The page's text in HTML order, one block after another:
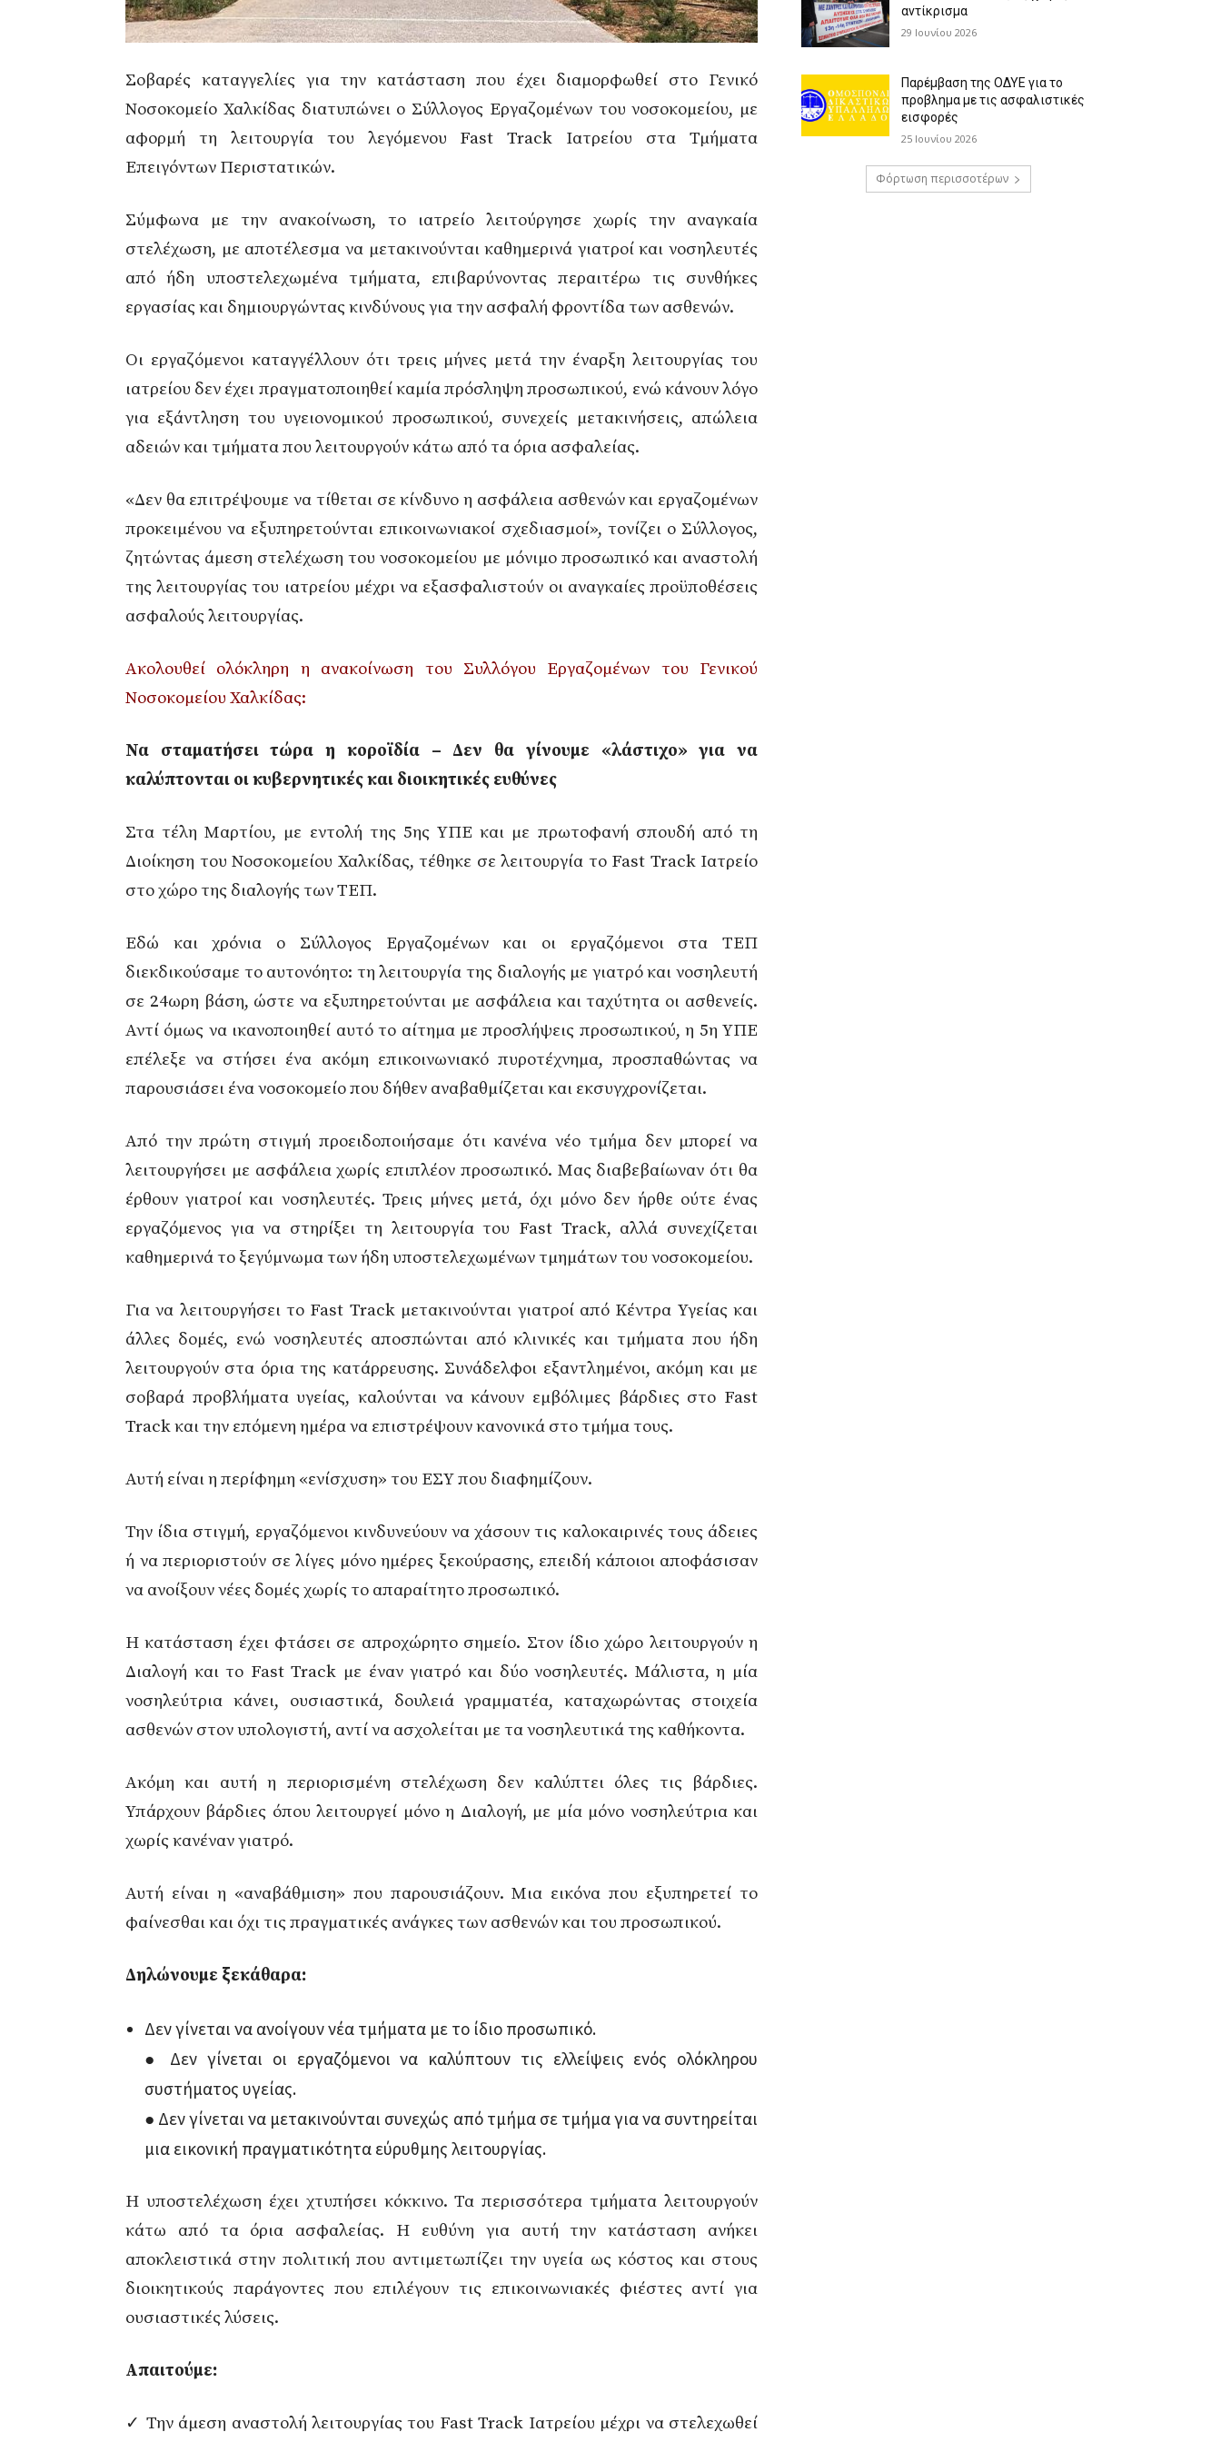
Σοβαρές καταγγελίες για την κατάσταση που έχει διαμορφωθεί στο Γενικό
Νοσοκομείο Χαλκίδας διατυπώνει ο Σύλλογος Εργαζομένων του νοσοκομείου, με
αφορμή τη λειτουργία του λεγόμενου Fast Track Ιατρείου στα Τμήματα
Επειγόντων Περιστατικών.
Σύμφωνα με την ανακοίνωση, το ιατρείο λειτούργησε χωρίς την αναγκαία
στελέχωση, με αποτέλεσμα να μετακινούνται καθημερινά γιατροί και νοσηλευτές
από ήδη υποστελεχωμένα τμήματα, επιβαρύνοντας περαιτέρω τις συνθήκες
εργασίας και δημιουργώντας κινδύνους για την ασφαλή φροντίδα των ασθενών.
Οι εργαζόμενοι καταγγέλλουν ότι τρεις μήνες μετά την έναρξη λειτουργίας του
ιατρείου δεν έχει πραγματοποιηθεί καμία πρόσληψη προσωπικού, ενώ κάνουν λόγο
για εξάντληση του υγειονομικού προσωπικού, συνεχείς μετακινήσεις, απώλεια
αδειών και τμήματα που λειτουργούν κάτω από τα όρια ασφαλείας.
«Δεν θα επιτρέψουμε να τίθεται σε κίνδυνο η ασφάλεια ασθενών και εργαζομένων
προκειμένου να εξυπηρετούνται επικοινωνιακοί σχεδιασμοί», τονίζει ο Σύλλογος,
ζητώντας άμεση στελέχωση του νοσοκομείου με μόνιμο προσωπικό και αναστολή
της λειτουργίας του ιατρείου μέχρι να εξασφαλιστούν οι αναγκαίες προϋποθέσεις
ασφαλούς λειτουργίας.
Ακολουθεί ολόκληρη η ανακοίνωση του Συλλόγου Εργαζομένων του Γενικού
Νοσοκομείου Χαλκίδας:
Να σταματήσει τώρα η κοροϊδία – Δεν θα γίνουμε «λάστιχο» για να
καλύπτονται οι κυβερνητικές και διοικητικές ευθύνες
Στα τέλη Μαρτίου, με εντολή της 5ης ΥΠΕ και με πρωτοφανή σπουδή από τη
Διοίκηση του Νοσοκομείου Χαλκίδας, τέθηκε σε λειτουργία το Fast Track Ιατρείο
στο χώρο της διαλογής των ΤΕΠ.
Εδώ και χρόνια ο Σύλλογος Εργαζομένων και οι εργαζόμενοι στα ΤΕΠ
διεκδικούσαμε το αυτονόητο: τη λειτουργία της διαλογής με γιατρό και νοσηλευτή
σε 24ωρη βάση, ώστε να εξυπηρετούνται με ασφάλεια και ταχύτητα οι ασθενείς.
Αντί όμως να ικανοποιηθεί αυτό το αίτημα με προσλήψεις προσωπικού, η 5η ΥΠΕ
επέλεξε να στήσει ένα ακόμη επικοινωνιακό πυροτέχνημα, προσπαθώντας να
παρουσιάσει ένα νοσοκομείο που δήθεν αναβαθμίζεται και εκσυγχρονίζεται.
Από την πρώτη στιγμή προειδοποιήσαμε ότι κανένα νέο τμήμα δεν μπορεί να
λειτουργήσει με ασφάλεια χωρίς επιπλέον προσωπικό. Μας διαβεβαίωναν ότι θα
έρθουν γιατροί και νοσηλευτές. Τρεις μήνες μετά, όχι μόνο δεν ήρθε ούτε ένας
εργαζόμενος για να στηρίξει τη λειτουργία του Fast Track, αλλά συνεχίζεται
καθημερινά το ξεγύμνωμα των ήδη υποστελεχωμένων τμημάτων του νοσοκομείου.
Για να λειτουργήσει το Fast Track μετακινούνται γιατροί από Κέντρα Υγείας και
άλλες δομές, ενώ νοσηλευτές αποσπώνται από κλινικές και τμήματα που ήδη
λειτουργούν στα όρια της κατάρρευσης. Συνάδελφοι εξαντλημένοι, ακόμη και με
σοβαρά προβλήματα υγείας, καλούνται να κάνουν εμβόλιμες βάρδιες στο Fast
Track και την επόμενη ημέρα να επιστρέψουν κανονικά στο τμήμα τους.
Αυτή είναι η περίφημη «ενίσχυση» του ΕΣΥ που διαφημίζουν.
Την ίδια στιγμή, εργαζόμενοι κινδυνεύουν να χάσουν τις καλοκαιρινές τους άδειες
ή να περιοριστούν σε λίγες μόνο ημέρες ξεκούρασης, επειδή κάποιοι αποφάσισαν
να ανοίξουν νέες δομές χωρίς το απαραίτητο προσωπικό.
Η κατάσταση έχει φτάσει σε απροχώρητο σημείο. Στον ίδιο χώρο λειτουργούν η
Διαλογή και το Fast Track με έναν γιατρό και δύο νοσηλευτές. Μάλιστα, η μία
νοσηλεύτρια κάνει, ουσιαστικά, δουλειά γραμματέα, καταχωρώντας στοιχεία
ασθενών στον υπολογιστή, αντί να ασχολείται με τα νοσηλευτικά της καθήκοντα.
Ακόμη και αυτή η περιορισμένη στελέχωση δεν καλύπτει όλες τις βάρδιες.
Υπάρχουν βάρδιες όπου λειτουργεί μόνο η Διαλογή, με μία μόνο νοσηλεύτρια και
χωρίς κανέναν γιατρό.
Αυτή είναι η «αναβάθμιση» που παρουσιάζουν. Μια εικόνα που εξυπηρετεί το
φαίνεσθαι και όχι τις πραγματικές ανάγκες των ασθενών και του προσωπικού.
Δηλώνουμε ξεκάθαρα:
Δεν γίνεται να ανοίγουν νέα τμήματα με το ίδιο προσωπικό.
● Δεν γίνεται οι εργαζόμενοι να καλύπτουν τις ελλείψεις ενός ολόκληρου
συστήματος υγείας.
● Δεν γίνεται να μετακινούνται συνεχώς από τμήμα σε τμήμα για να συντηρείται
μια εικονική πραγματικότητα εύρυθμης λειτουργίας.
Η υποστελέχωση έχει χτυπήσει κόκκινο. Τα περισσότερα τμήματα λειτουργούν
κάτω από τα όρια ασφαλείας. Η ευθύνη για αυτή την κατάσταση ανήκει
αποκλειστικά στην πολιτική που αντιμετωπίζει την υγεία ως κόστος και στους
διοικητικούς παράγοντες που επιλέγουν τις επικοινωνιακές φιέστες αντί για
ουσιαστικές λύσεις.
Απαιτούμε:
✓ Την άμεση αναστολή λειτουργίας του Fast Track Ιατρείου μέχρι να στελεχωθεί
αντίκρισμα
29 Ιουνίου 2026
Παρέμβαση της ΟΔΥΕ για το
προβλημα με τις ασφαλιστικές
εισφορές
25 Ιουνίου 2026
Φόρτωση περισσοτέρων